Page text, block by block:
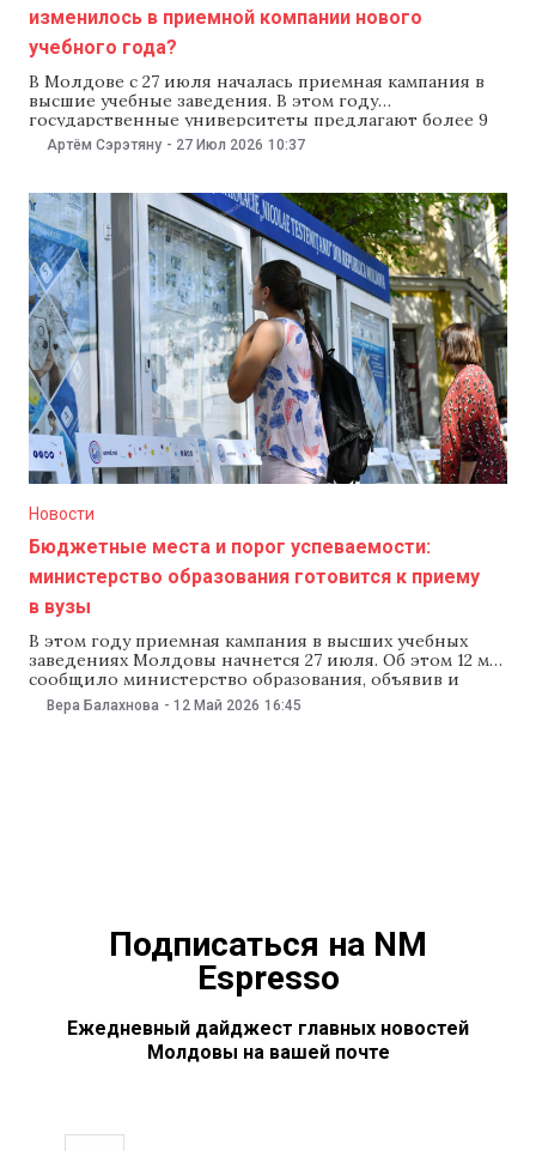
изменилось в приемной компании нового
учебного года?
В Молдове с 27 июля началась приемная кампания в
высшие учебные заведения. В этом году
государственные университеты предлагают более 9
тыс. бюджетных мест, а при поступлении в
магистратуру на бюджет впервые установили
семи. В 2026–2027 учебном году государственные вузы
предлагают 9013 бюджетных мест. Из
Артём Сэрэтяну - 27 Июл 2026 10:37
Новости
Бюджетные места и порог успеваемости:
министерство образования готовится к приему
в вузы
В этом году приемная кампания в высших учебных
заведениях Молдовы начнется 27 июля. Об этом 12 мая
сообщило министерство образования, объявив и
новые правила поступления. Так, абитуриентам,
поступающим на педагогический факультет,
Вера Балахнова - 12 Май 2026 16:45
Подписаться на NM
Espresso
Ежедневный дайджест главных новостей
Молдовы на вашей почте